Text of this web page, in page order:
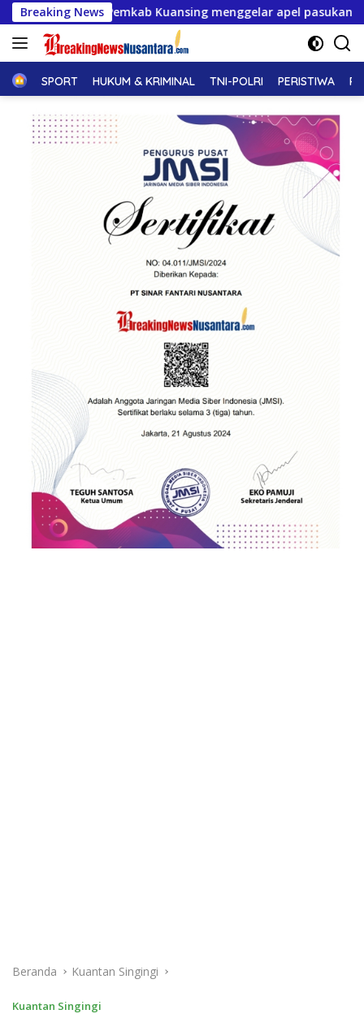
Langsung
ke
konten
Breaking News
Kuansing menggelar apel pasukan, Matangkan
HomeSPORT HUKUM & KRIMINAL TNI-POLRI PERISTIWA
Beranda Kuantan Singingi
Kuantan Singingi